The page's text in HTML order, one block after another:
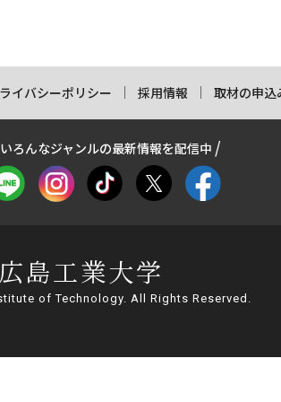
イバシーポリシー 採用情報 取材の申込
ろんなジャンルの最新情報を配信中
広島工業大学
of Technology. All Rights Reserved.